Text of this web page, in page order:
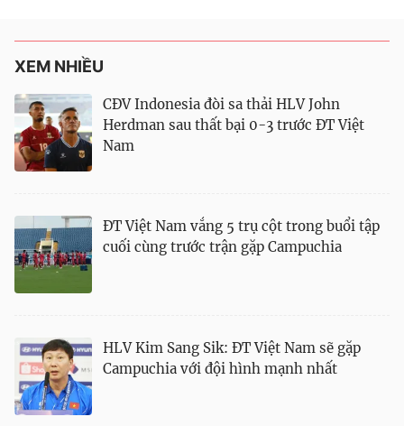
XEM NHIỀU
CĐV Indonesia đòi sa thải HLV John
Herdman sau thất bại 0-3 trước ĐT Việt
Nam
ĐT Việt Nam vắng 5 trụ cột trong buổi tập
cuối cùng trước trận gặp Campuchia
HLV Kim Sang Sik: ĐT Việt Nam sẽ gặp
Campuchia với đội hình mạnh nhất